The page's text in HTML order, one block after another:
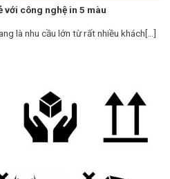
với công nghệ in 5 màu
là nhu cầu lớn từ rất nhiều khách[...]